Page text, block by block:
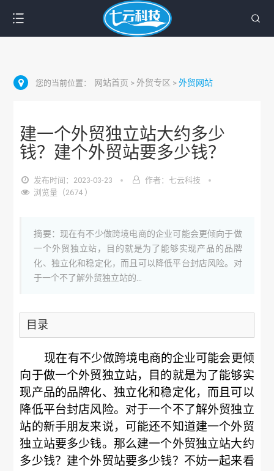
您的当前位置： 网站首页 > 外贸专区 >外贸网站
建一个外贸独立站大约多少
钱？建个外贸站要多少钱？
发布时间：2023-03-23
作者：七云科技
浏览量（2674 ）
摘要：现在有不少做跨境电商的企业可能会更倾向于做
一个外贸独立站，目的就是为了能够实现产品的品牌
化、独立化和稳定化，而且可以降低平台封店风险。对
于一个不了解外贸独立站的...
目录
现在有不少做跨境电商的企业可能会更倾
向于做一个外贸独立站，目的就是为了能够实
现产品的品牌化、独立化和稳定化，而且可以
降低平台封店风险。对于一个不了解外贸独立
站的新手朋友来说，可能还不知道建一个外贸
独立站要多少钱。那么建一个外贸独立站大约
多少钱？建个外贸站要多少钱？不妨一起来看